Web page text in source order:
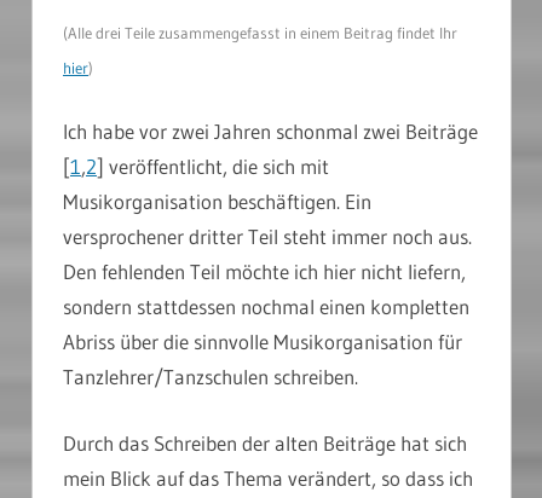
(Alle drei Teile zusammengefasst in einem Beitrag findet Ihr
hier)
Ich habe vor zwei Jahren schonmal zwei Beiträge
[1,2] veröffentlicht, die sich mit
Musikorganisation beschäftigen. Ein
versprochener dritter Teil steht immer noch aus.
Den fehlenden Teil möchte ich hier nicht liefern,
sondern stattdessen nochmal einen kompletten
Abriss über die sinnvolle Musikorganisation für
Tanzlehrer/Tanzschulen schreiben.
Durch das Schreiben der alten Beiträge hat sich
mein Blick auf das Thema verändert, so dass ich